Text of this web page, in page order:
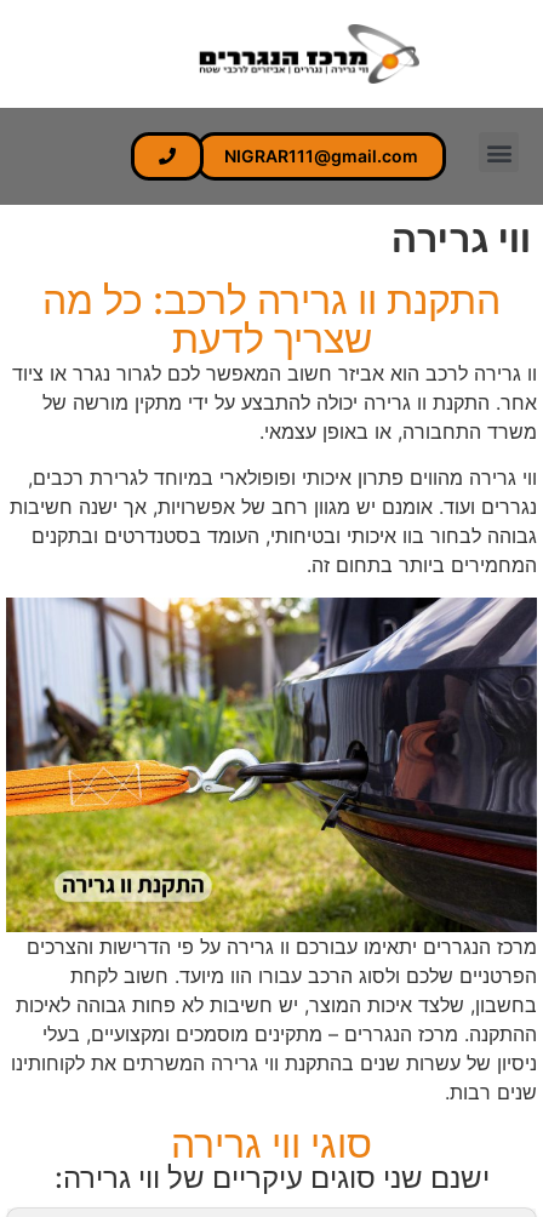
NIGRAR111@gmail.com
ווי גרירה
התקנת וו גרירה לרכב: כל מה
שצריך לדעת
וו גרירה לרכב הוא אביזר חשוב המאפשר לכם לגרור נגרר או ציוד
אחר. התקנת וו גרירה יכולה להתבצע על ידי מתקין מורשה של
משרד התחבורה, או באופן עצמאי.
ווי גרירה מהווים פתרון איכותי ופופולארי במיוחד לגרירת רכבים,
נגררים ועוד. אומנם יש מגוון רחב של אפשרויות, אך ישנה חשיבות
גבוהה לבחור בוו איכותי ובטיחותי, העומד בסטנדרטים ובתקנים
המחמירים ביותר בתחום זה.
מרכז הנגררים יתאימו עבורכם וו גרירה על פי הדרישות והצרכים
הפרטניים שלכם ולסוג הרכב עבורו הוו מיועד. חשוב לקחת
בחשבון, שלצד איכות המוצר, יש חשיבות לא פחות גבוהה לאיכות
ההתקנה. מרכז הנגררים – מתקינים מוסמכים ומקצועיים, בעלי
ניסיון של עשרות שנים בהתקנת ווי גרירה המשרתים את לקוחותינו
שנים רבות.
סוגי ווי גרירה
ישנם שני סוגים עיקריים של ווי גרירה: